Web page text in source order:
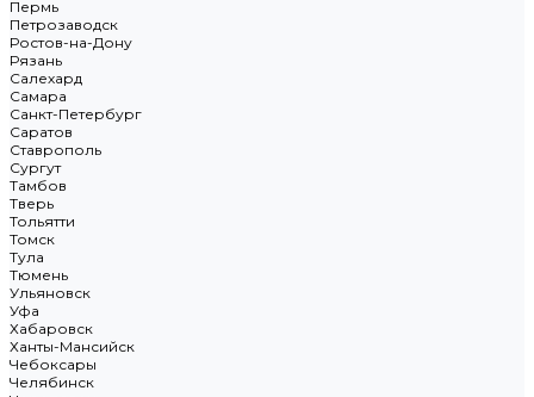
Пермь
Петрозаводск
Ростов-на-Дону
Рязань
Салехард
Самара
Санкт-Петербург
Саратов
Ставрополь
Сургут
Тамбов
Тверь
Тольятти
Томск
Тула
Тюмень
Ульяновск
Уфа
Хабаровск
Ханты-Мансийск
Чебоксары
Челябинск